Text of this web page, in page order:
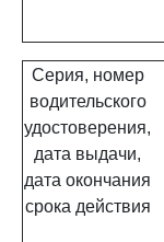
Серия, номер
водительского
удостоверения,
дата выдачи,
дата окончания
срока действия